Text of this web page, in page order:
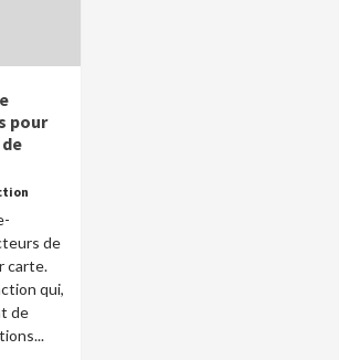
pour
de
carte.
qui,
de